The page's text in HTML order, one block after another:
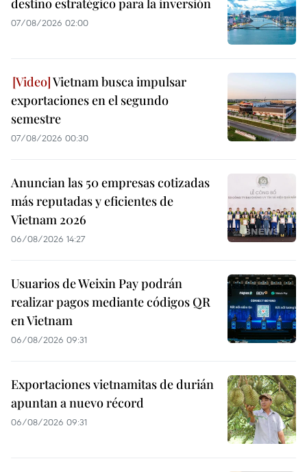
destino estratégico para la inversión
07/08/2026 02:00
Vietnam busca impulsar
exportaciones en el segundo
semestre
07/08/2026 00:30
Anuncian las 50 empresas cotizadas
más reputadas y eficientes de
Vietnam 2026
06/08/2026 14:27
Usuarios de Weixin Pay podrán
realizar pagos mediante códigos QR
en Vietnam
06/08/2026 09:31
Exportaciones vietnamitas de durián
apuntan a nuevo récord
06/08/2026 09:31